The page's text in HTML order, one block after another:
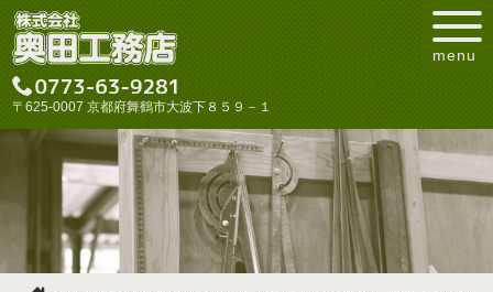
〒625-0007 京都府舞鶴市大波下８５９－１
menu